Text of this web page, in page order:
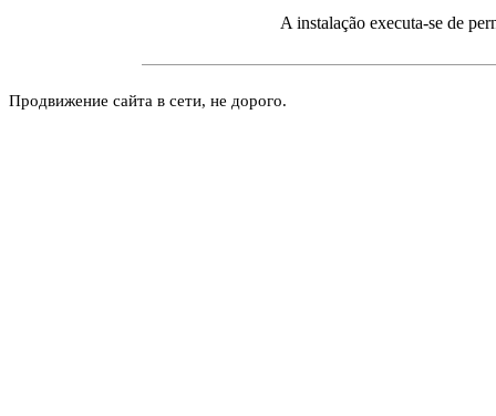
A instalação executa-se de
Продвижение сайта в сети, не дорого.